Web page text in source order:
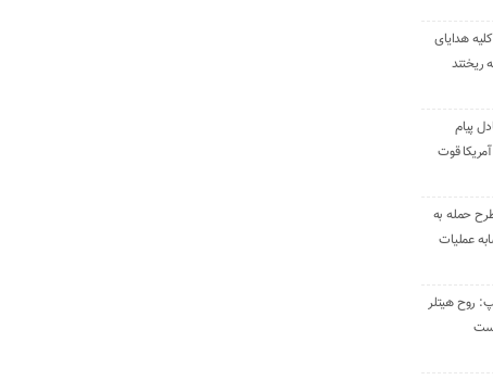
هدایای
ریختند
پیام
قوت
حمله به
عملیات
روح هیتلر